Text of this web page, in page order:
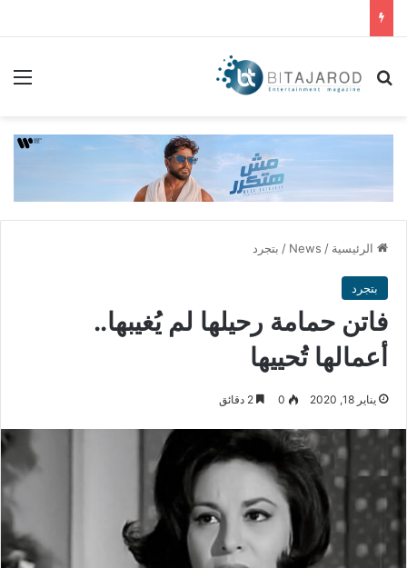
بحث عن
الرئيسية /
News
/ بتجرد
بتجرد
فاتن حمامة رحيلها لم يُغيبها..
أعمالها تُحييها
يناير 18, 2020 0